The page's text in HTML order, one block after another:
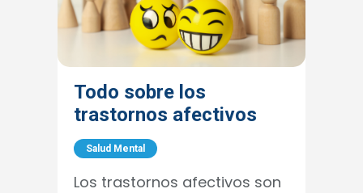
Todo sobre los
trastornos afectivos
Salud Mental
Los trastornos afectivos son